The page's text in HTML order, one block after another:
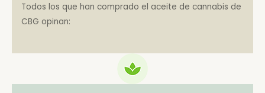
Todos los que han comprado el aceite de cannabis de
CBG opinan: